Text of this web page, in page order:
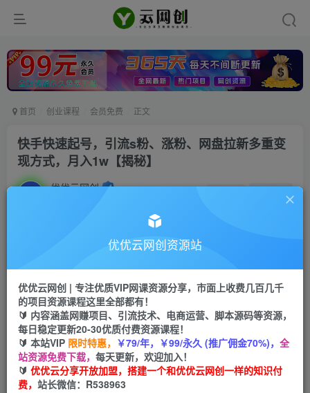
首页 创业课程 会员免费 正文
快手快速起号，引流s粉、涨粉、网盘拉新多重变
现方式，月入1w【揭秘】
优优云网创 私信
云币 9.9 云币99
会员免费
立即购买
您当前未登录！建议登陆后购买，可保存购买订单
优优云网创资源站
优优云网创 | 专注优质VIP网课资源分享，市面上收费几百几千
的项目资源课程这里全部都有！
🔰 内容涵盖网赚项目、引流技术、电商运营、脚本源码等资源，
每日稳定更新20-30优质付费资源课程！
🔰 本站VIP 限时特惠， ￥79/年，￥99/永久 (推广佣金70%)， 全
站资源免费下载， 每天更新，欢迎加入！
🔰 优优云分享开放加盟，搭建一个和优优云网创一样的知识付
费， 站长微信：R538963